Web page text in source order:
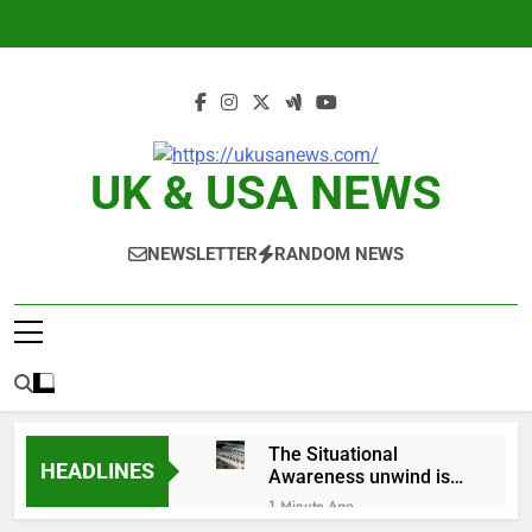
UK & USA NEWS
NEWSLETTER RANDOM NEWS
HEADLINES
The Situational
Awareness unwind is
only one reason the AI
trade is back
1 Minute Ago